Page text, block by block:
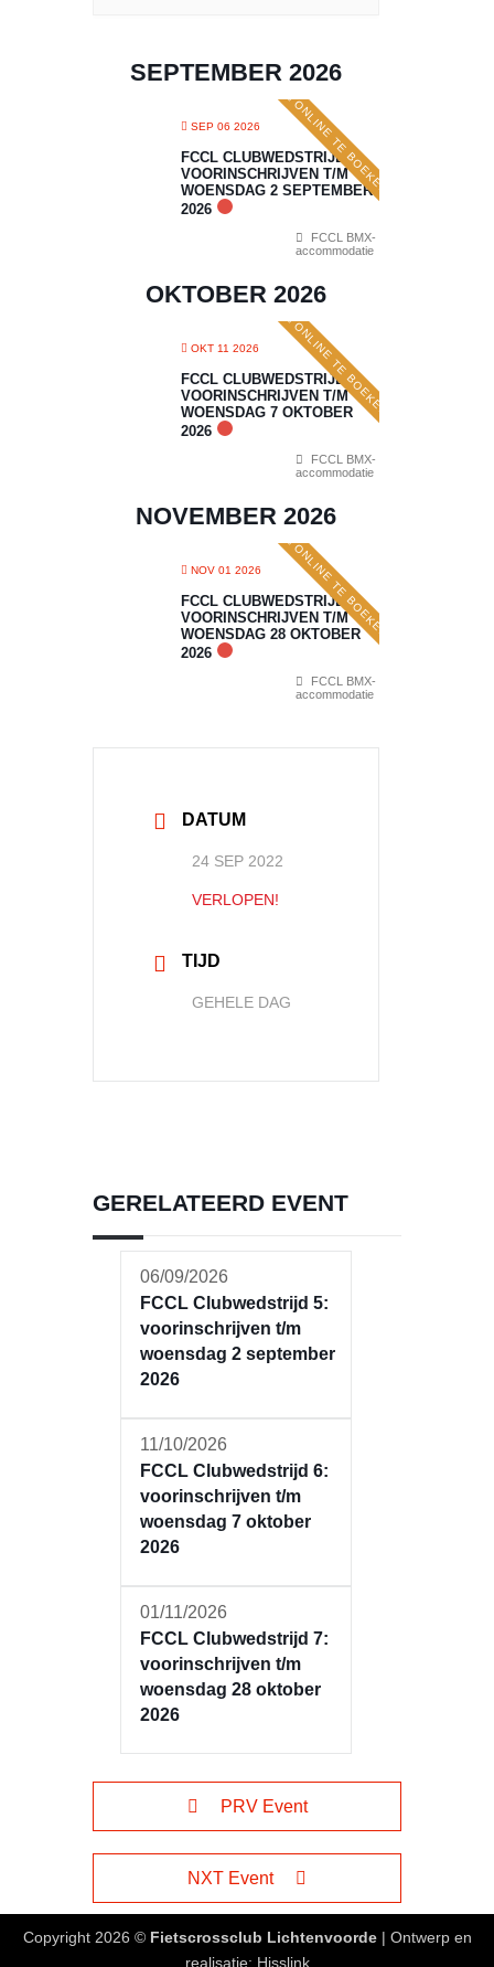
SEPTEMBER 2026
SEP 06 2026 ONLINE TE BOEKEN
FCCL CLUBWEDSTRIJD 5:
VOORINSCHRIJVEN T/M
WOENSDAG 2 SEPTEMBER
2026
FCCL BMX-
accommodatie
OKTOBER 2026
OKT 11 2026 ONLINE TE BOEKEN
FCCL CLUBWEDSTRIJD 6:
VOORINSCHRIJVEN T/M
WOENSDAG 7 OKTOBER
2026
FCCL BMX-
accommodatie
NOVEMBER 2026
NOV 01 2026 ONLINE TE BOEKEN
FCCL CLUBWEDSTRIJD 7:
VOORINSCHRIJVEN T/M
WOENSDAG 28 OKTOBER
2026
FCCL BMX-
accommodatie
DATUM
24 SEP 2022
VERLOPEN!
TIJD
GEHELE DAG
GERELATEERD EVENT
06/09/2026
FCCL Clubwedstrijd 5:
voorinschrijven t/m
woensdag 2 september
2026
11/10/2026
FCCL Clubwedstrijd 6:
voorinschrijven t/m
woensdag 7 oktober
2026
01/11/2026
FCCL Clubwedstrijd 7:
voorinschrijven t/m
woensdag 28 oktober
2026
PRV Event
NXT Event
Copyright 2026 © Fietscrossclub Lichtenvoorde | Ontwerp en
realisatie: Hisslink